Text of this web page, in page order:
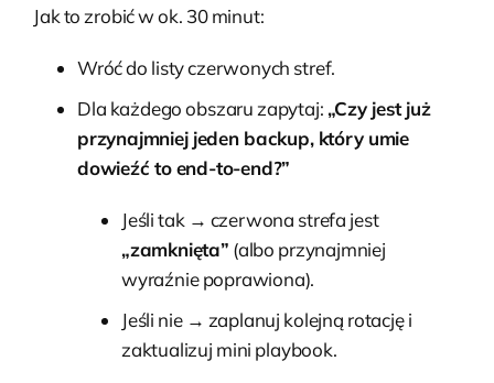
Jak to zrobić w ok. 30 minut:
Wróć do listy czerwonych stref.
Dla każdego obszaru zapytaj: „Czy jest już
przynajmniej jeden backup, który umie
dowieźć to end-to-end?”
Jeśli tak → czerwona strefa jest
„zamknięta” (albo przynajmniej
wyraźnie poprawiona).
Jeśli nie → zaplanuj kolejną rotację i
zaktualizuj mini playbook.